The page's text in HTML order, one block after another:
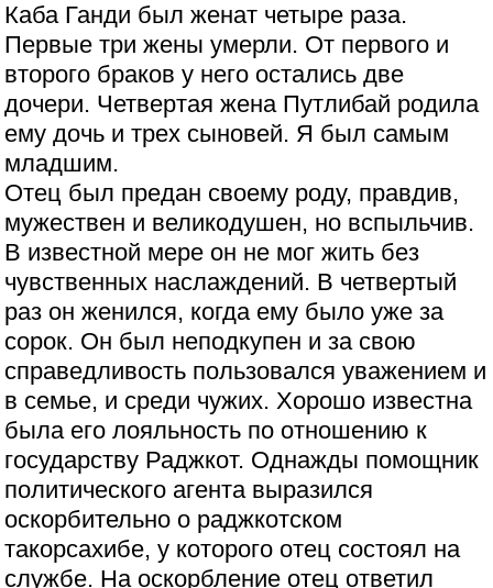
Каба Ганди был женат четыре раза.
Первые три жены умерли. От первого и
второго браков у него остались две
дочери. Четвертая жена Путлибай родила
ему дочь и трех сыновей. Я был самым
младшим.
Отец был предан своему роду, правдив,
мужествен и великодушен, но вспыльчив.
В известной мере он не мог жить без
чувственных наслаждений. В четвертый
раз он женился, когда ему было уже за
сорок. Он был неподкупен и за свою
справедливость пользовался уважением и
в семье, и среди чужих. Хорошо известна
была его лояльность по отношению к
государству Раджкот. Однажды помощник
политического агента выразился
оскорбительно о раджкотском
такорсахибе, у которого отец состоял на
службе. На оскорбление отец ответил